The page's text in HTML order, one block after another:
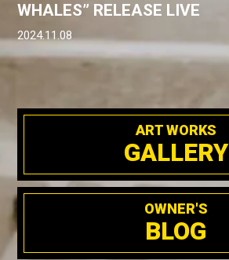
WHALES” RELEASE LIVE
2024.11.08
ART WORKS
GALLERY
OWNER'S
BLOG